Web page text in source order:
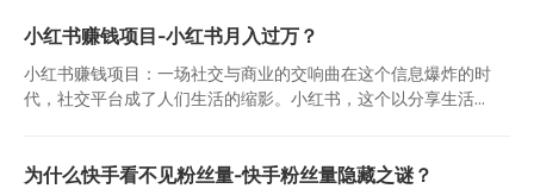
小红书赚钱项目-小红书月入过万？
小红书赚钱项目：一场社交与商业的交响曲在这个信息爆炸的时
代，社交平台成了人们生活的缩影。小红书，这个以分享生活...
为什么快手看不见粉丝量-快手粉丝量隐藏之谜？